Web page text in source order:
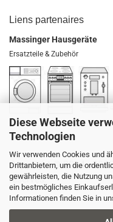
Diese Webseite
Technologien
Wir verwenden Cookies und
Drittanbietern, um die
gewährleisten, die Nutzung
ein bestmögliches
Informationen finden Sie in
Liens partenaires
Massinger Hausgeräte
Ersatzteile & Zubehör
Copyright © 2014 -
réservés.